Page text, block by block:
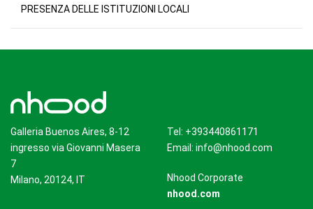
PRESENZA DELLE ISTITUZIONI LOCALI
Galleria Buenos Aires, 8-12
ingresso via Giovanni Masera
7
Milano, 20124, IT
Tel: +393440861171
Email: info@nhood.com
Nhood Corporate
nhood.com